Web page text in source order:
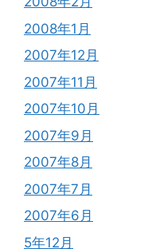
2008年1月
2007年12月
2007年11月
2007年10月
2007年9月
2007年8月
2007年7月
2007年6月
5年12月